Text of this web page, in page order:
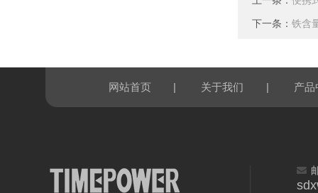
下一条： 铁含
网站首页 | 关于我们 | 产品